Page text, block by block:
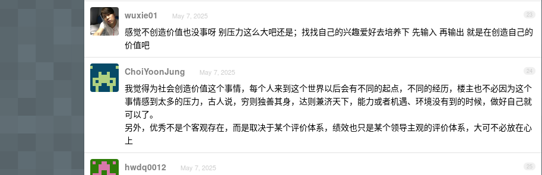
23
wuxie01 May 7, 2025
感觉不创造价值也没事呀 别压力这么大吧还是；找找自己的兴趣爱好去培养下 先输入 再输出 就是在创造自己的
价值吧
24
ChoiYoonJung May 7, 2025
我觉得为社会创造价值这个事情，每个人来到这个世界以后会有不同的起点，不同的经历，楼主也不必因为这个
事情感到太多的压力，古人说，穷则独善其身，达则兼济天下，能力或者机遇、环境没有到的时候，做好自己就
可以了。
另外，优秀不是个客观存在，而是取决于某个评价体系，绩效也只是某个领导主观的评价体系，大可不必放在心
上
25
hwdq0012 May 7, 2025